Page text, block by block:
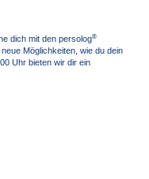
dich mit den persolog®
Möglichkeiten, wie du dein
Uhr bieten wir dir ein